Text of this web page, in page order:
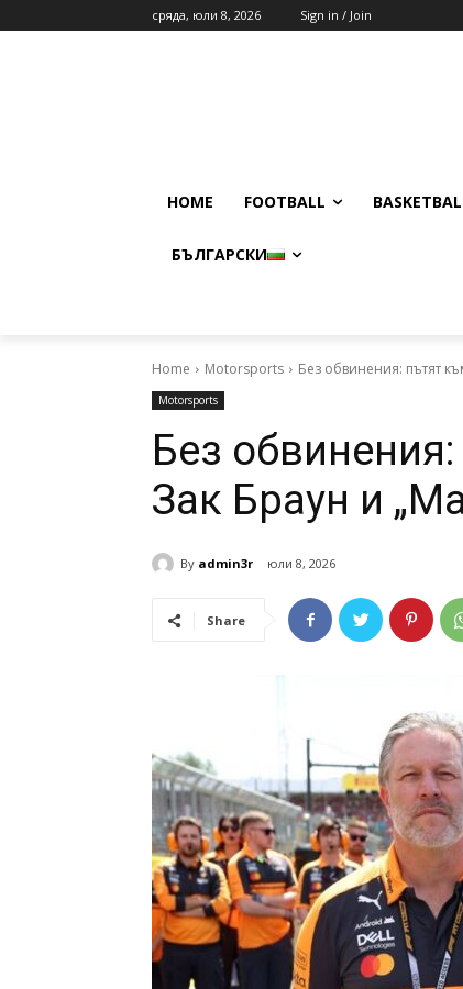
сряда, юли 8, 2026 Sign in / Join
HOME FOOTBALL
БЪЛГАРСКИ
Home Motorsports Без обвинения: пътят
Motorsports
Без
Зак Браун и
By admin3r юли 8, 2026
Share